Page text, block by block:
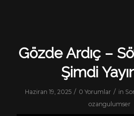
Gözde Ardıç –
Şimdi
Haziran 19, 2025 / 0 Yorumlar / in
ozangulumser